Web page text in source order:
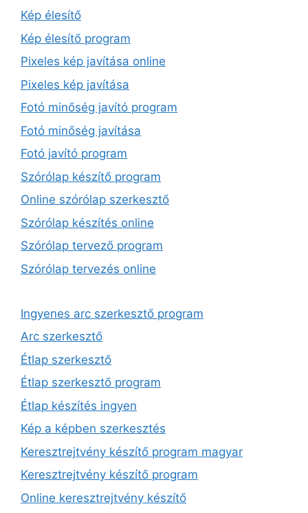
Kép élesítő
Kép élesítő program
Pixeles kép javítása online
Pixeles kép javítása
Fotó minőség javító program
Fotó minőség javítása
Fotó javító program
Szórólap készítő program
Online szórólap szerkesztő
Szórólap készítés online
Szórólap tervező program
Szórólap tervezés online
Ingyenes arc szerkesztő program
Arc szerkesztő
Étlap szerkesztő
Étlap szerkesztő program
Étlap készítés ingyen
Kép a képben szerkesztés
Keresztrejtvény készítő program magyar
Keresztrejtvény készítő program
Online keresztrejtvény készítő